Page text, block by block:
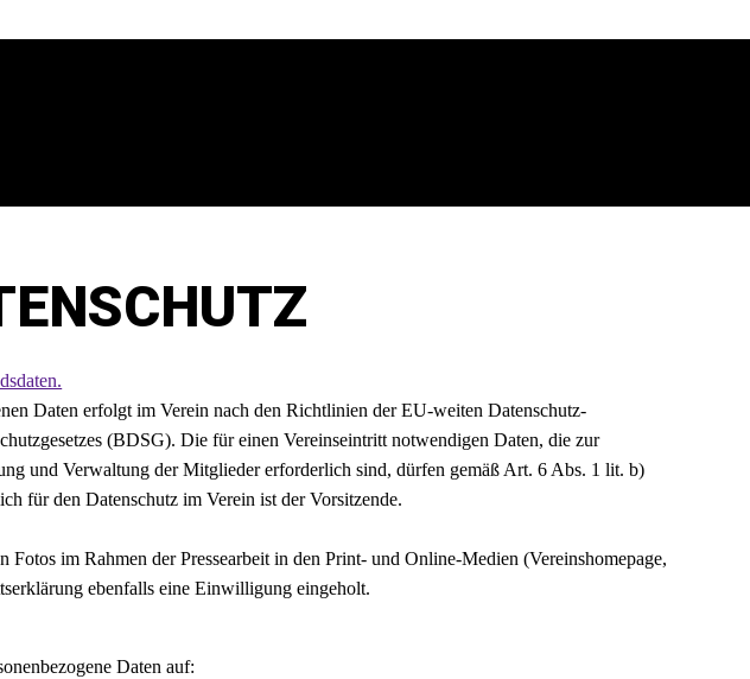
Daten erfolgt im Verein nach den Richtlinien der EU-weiten Datenschutz-
(BDSG). Die für einen Vereinseintritt notwendigen Daten, die zur
und Verwaltung der Mitglieder erforderlich sind, dürfen gemäß Art. 6 Abs. 1 lit. b)
für den Datenschutz im Verein ist der Vorsitzende.
im Rahmen der Pressearbeit in den Print- und Online-Medien (Vereinshomepage,
ebenfalls eine Einwilligung eingeholt.
Daten auf: